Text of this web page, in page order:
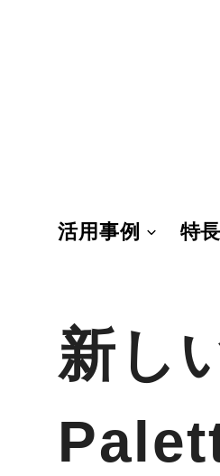
活用事例 特長
新し